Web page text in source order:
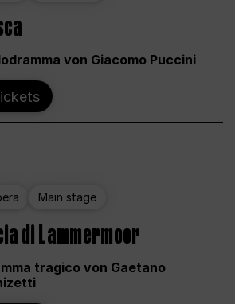
von Giacomo Puccini
Main stage
di Lammermoor
tragico von Gaetano